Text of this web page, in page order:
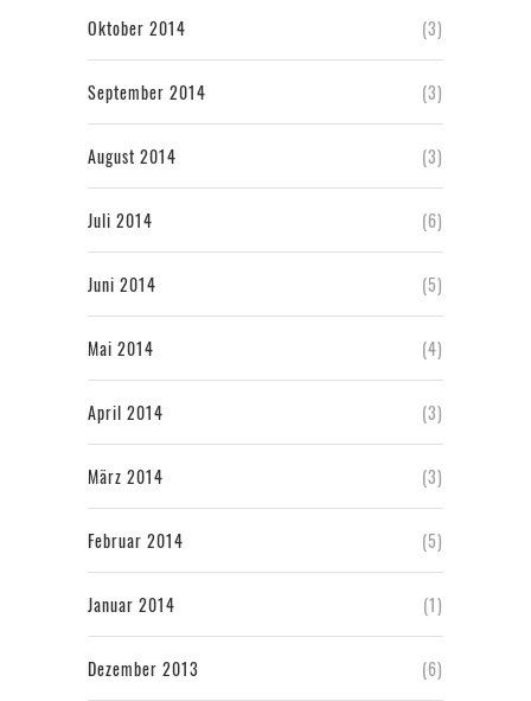
Oktober 2014 (3)
September 2014 (3)
August 2014 (3)
Juli 2014 (6)
Juni 2014 (5)
Mai 2014 (4)
April 2014 (3)
März 2014 (3)
Februar 2014 (5)
Januar 2014 (1)
Dezember 2013 (6)